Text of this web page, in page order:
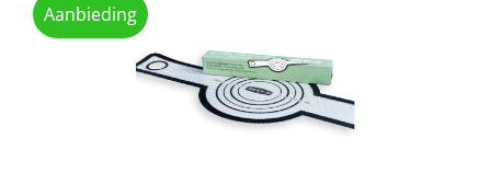
Aanbieding